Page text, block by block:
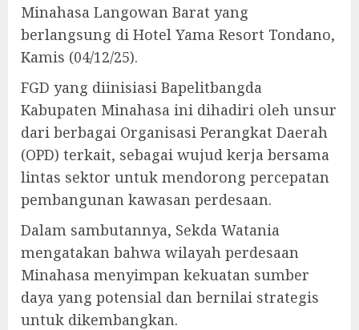
Minahasa Langowan Barat yang
berlangsung di Hotel Yama Resort Tondano,
Kamis (04/12/25).
FGD yang diinisiasi Bapelitbangda
Kabupaten Minahasa ini dihadiri oleh unsur
dari berbagai Organisasi Perangkat Daerah
(OPD) terkait, sebagai wujud kerja bersama
lintas sektor untuk mendorong percepatan
pembangunan kawasan perdesaan.
Dalam sambutannya, Sekda Watania
mengatakan bahwa wilayah perdesaan
Minahasa menyimpan kekuatan sumber
daya yang potensial dan bernilai strategis
untuk dikembangkan.